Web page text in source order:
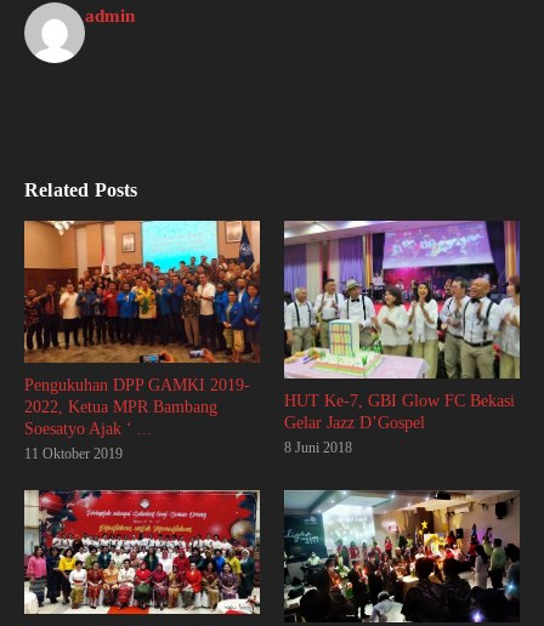
admin
Related Posts
Pengukuhan DPP GAMKI 2019-
2022, Ketua MPR Bambang
Soesatyo Ajak ‘ ...
11 Oktober 2019
HUT Ke-7, GBI Glow FC Bekasi
Gelar Jazz D’Gospel
8 Juni 2018